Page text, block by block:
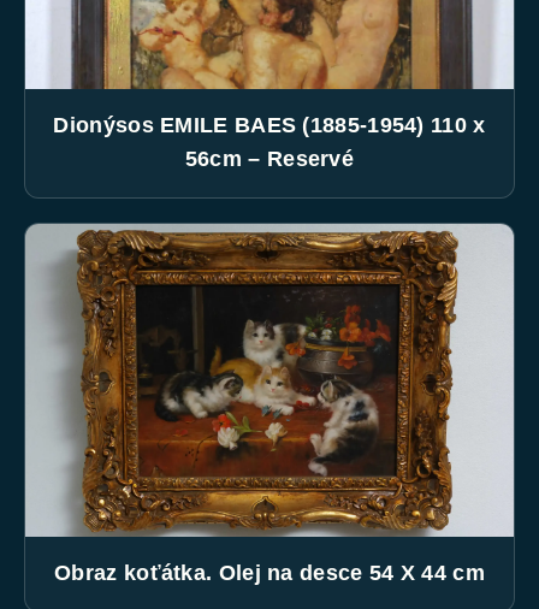
Dionýsos EMILE BAES (1885-1954) 110 x
56cm – Reservé
Obraz koťátka. Olej na desce 54 X 44 cm